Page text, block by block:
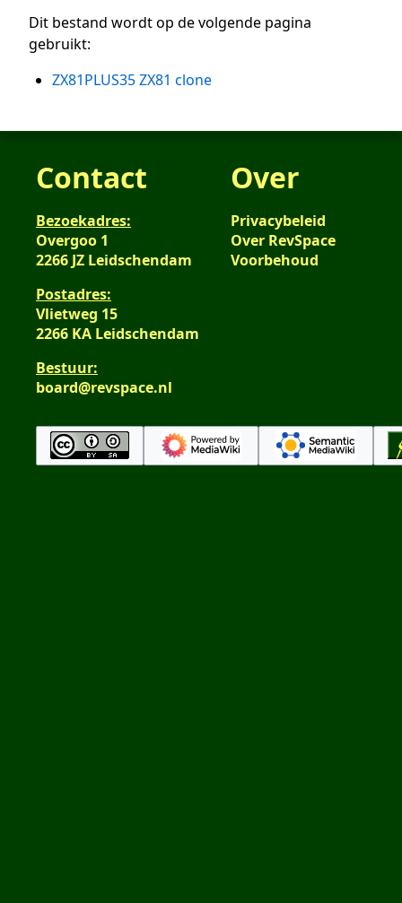
Dit bestand wordt op de volgende pagina
gebruikt:
ZX81PLUS35 ZX81 clone
Contact
Bezoekadres:
Overgoo 1
2266 JZ Leidschendam
Postadres:
Vlietweg 15
2266 KA Leidschendam
Bestuur:
board@revspace.nl
Over
Privacybeleid
Over RevSpace
Voorbehoud